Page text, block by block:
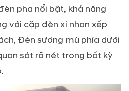
pha nổi bật, khả năng
với cặp đèn xi nhan xếp
Đèn sương mù phía dưới
sát rõ nét trong bất kỳ